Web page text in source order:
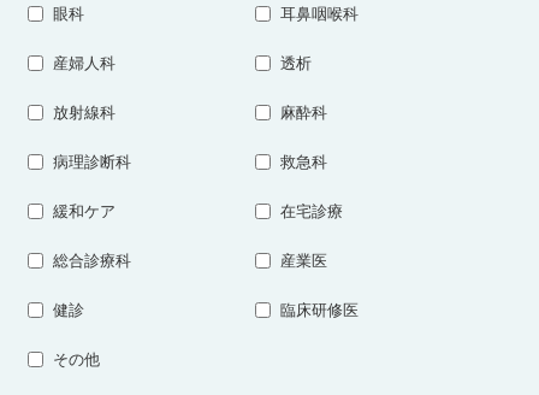
眼科 耳鼻咽喉科
産婦人科 透析
放射線科 麻酔科
病理診断科 救急科
緩和ケア 在宅診療
総合診療科 産業医
健診 臨床研修医
その他